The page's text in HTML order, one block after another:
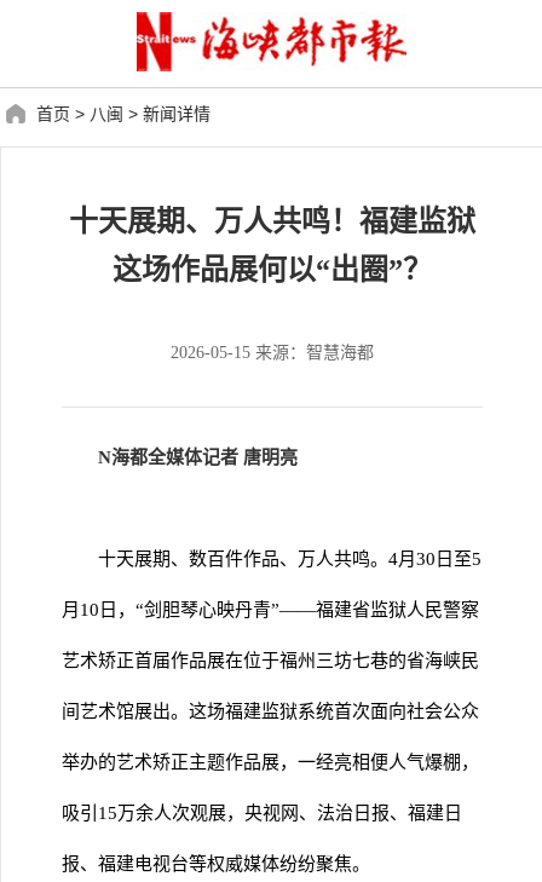
首页 > 八闽 > 新闻详情
十天展期、万人共鸣！福建监狱
这场作品展何以“出圈”？
2026-05-15 来源：智慧海都
N海都全媒体记者 唐明亮
十天展期、数百件作品、万人共鸣。4月30日至5
月10日，“剑胆琴心映丹青”——福建省监狱人民警察
艺术矫正首届作品展在位于福州三坊七巷的省海峡民
间艺术馆展出。这场福建监狱系统首次面向社会公众
举办的艺术矫正主题作品展，一经亮相便人气爆棚，
吸引15万余人次观展，央视网、法治日报、福建日
报、福建电视台等权威媒体纷纷聚焦。